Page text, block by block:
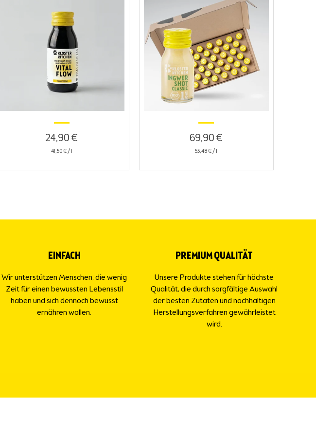
24,90 €
41,50 € /
69,90 €
55,48 € /
EINFACH
Wir unterstützen Menschen, die wenig
Zeit für einen bewussten Lebensstil
haben und sich dennoch bewusst
ernähren wollen.
PREMIUM QUALITÄT
Unsere Produkte stehen für höchste
Qualität, die durch sorgfältige Auswahl
der besten Zutaten und nachhaltigen
Herstellungsverfahren gewährleistet
wird.